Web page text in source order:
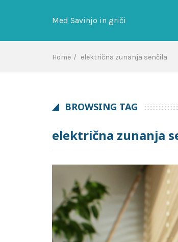
Med Savinjo in griči
Home električna zunanja senčila
BROWSING TAG
električna zunanja